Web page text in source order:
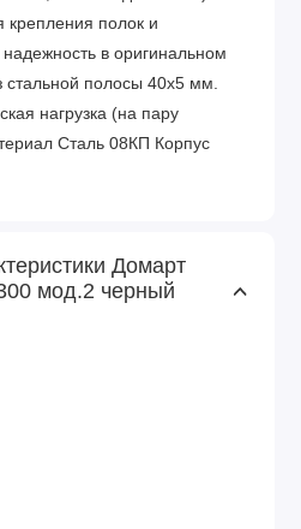
крепления полок и
в оригинальном
стальной полосы 40х5 мм.
нагрузка (на пару
Сталь 08КП Корпус
Домарт
мод.2 черный